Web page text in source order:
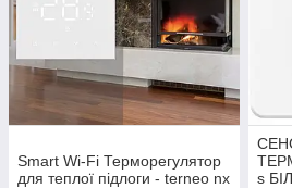
Smart Wi-Fi Терморегулятор
для теплої підлоги - terneo nx
s